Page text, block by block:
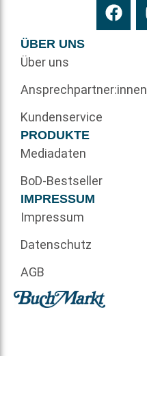
ÜBER UNS
Über uns
Ansprechpartner:innen
Kundenservice
PRODUKTE
Mediadaten
BoD-Bestseller
IMPRESSUM
Impressum
Datenschutz
AGB